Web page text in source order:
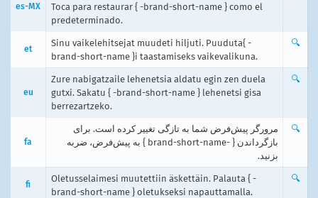
es-MX
Toca para restaurar { -brand-short-name } como el
predeterminado.
et
Sinu vaikelehitsejat muudeti hiljuti. Puuduta{ -
brand-short-name }i taastamiseks vaikevalikuna.
🔍
eu
Zure nabigatzaile lehenetsia aldatu egin zen duela
gutxi. Sakatu { -brand-short-name } lehenetsi gisa
berrezartzeko.
🔍
fa
مرورگر پیش‌فرض شما به تازگی تغییر کرده است. برای
بازگرداندن { -brand-short-name } به پیش‌فرض، ضربه
بزنید.
🔍
fi
Oletusselaimesi muutettiin äskettäin. Palauta { -
brand-short-name } oletukseksi napauttamalla.
🔍